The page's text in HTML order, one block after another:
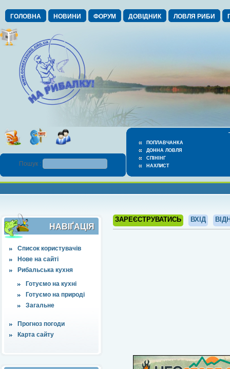
ГОЛОВНА НОВИНИ ФОРУМ ДОВІДНИК ЛОВЛЯ РИБИ
ПОПЛАВЧАНКА
ДОННА ЛОВЛЯ
СПІНІНГ
НАХЛИСТ
Пошук :
НАВІҐАЦІЯ
Список користувачів
Нове на сайті
Рибальська кухня
Готуємо на кухні
Готуємо на природі
Загальне
Прогноз погоди
Карта сайту
ЗАРЕЄСТРУВАТИСЬ ВХІД